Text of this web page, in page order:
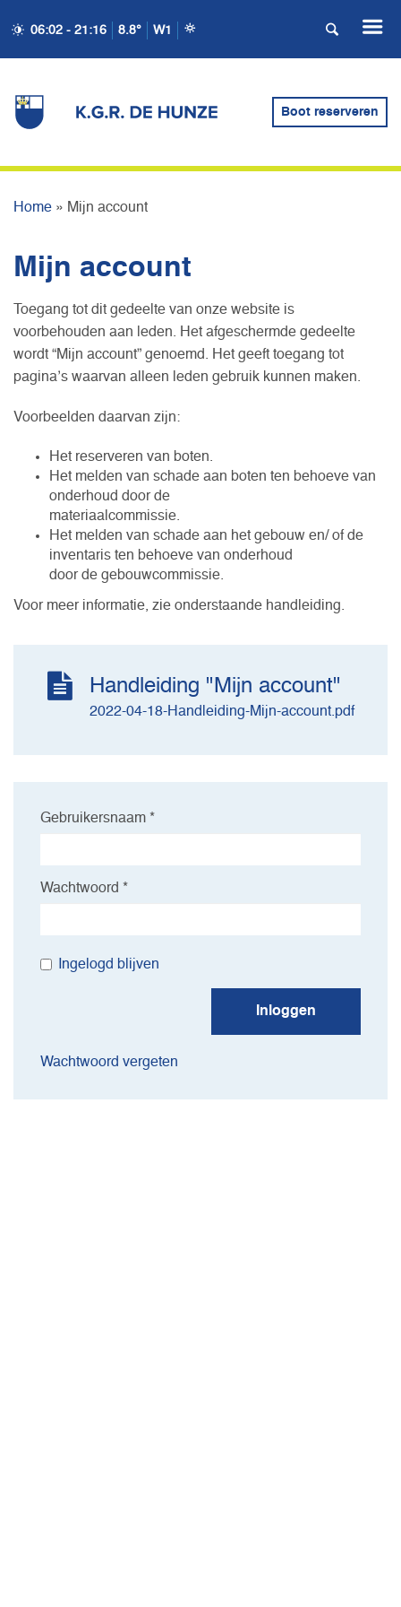
06:02 - 21:16 8.8° W1
Boot reserveren
Home » Mijn account
Mijn account
Toegang tot dit gedeelte van onze website is
voorbehouden aan leden. Het afgeschermde gedeelte
wordt “Mijn account” genoemd. Het geeft toegang tot
pagina’s waarvan alleen leden gebruik kunnen maken.
Voorbeelden daarvan zijn:
Het reserveren van boten.
Het melden van schade aan boten ten behoeve van
onderhoud door de
materiaalcommissie.
Het melden van schade aan het gebouw en/ of de
inventaris ten behoeve van onderhoud
door de gebouwcommissie.
Voor meer informatie, zie onderstaande handleiding.
Handleiding "Mijn account"
2022-04-18-Handleiding-Mijn-account.pdf
Gebruikersnaam *
Wachtwoord *
Ingelogd blijven
Inloggen
Wachtwoord vergeten